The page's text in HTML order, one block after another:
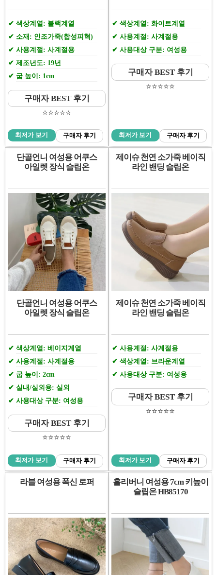
색상계열: 블랙계열
소재: 인조가죽(합성피혁)
사용계절: 사계절용
제조년도: 19년
굽 높이: 1cm
구매자 BEST 후기
⭐️⭐️⭐️⭐️⭐️
최저가 보기 구매자 후기
색상계열: 화이트계열
사용계절: 사계절용
사용대상 구분: 여성용
구매자 BEST 후기
⭐️⭐️⭐️⭐️⭐️
최저가 보기 구매자 후기
단골언니 여성용 어쿠스
아일렛 장식 슬립온
단골언니 여성용 어쿠스
아일렛 장식 슬립온
색상계열: 베이지계열
사용계절: 사계절용
굽 높이: 2cm
실내/실외용: 실외
사용대상 구분: 여성용
구매자 BEST 후기
⭐️⭐️⭐️⭐️⭐️
최저가 보기 구매자 후기
제이슈 천연 소가죽 베이직
라인 밴딩 슬립온
제이슈 천연 소가죽 베이직
라인 밴딩 슬립온
사용계절: 사계절용
색상계열: 브라운계열
사용대상 구분: 여성용
구매자 BEST 후기
⭐️⭐️⭐️⭐️⭐️
최저가 보기 구매자 후기
라블 여성용 폭신 로퍼
홀리버니 여성용 7cm 키높이
슬립온 HB85170